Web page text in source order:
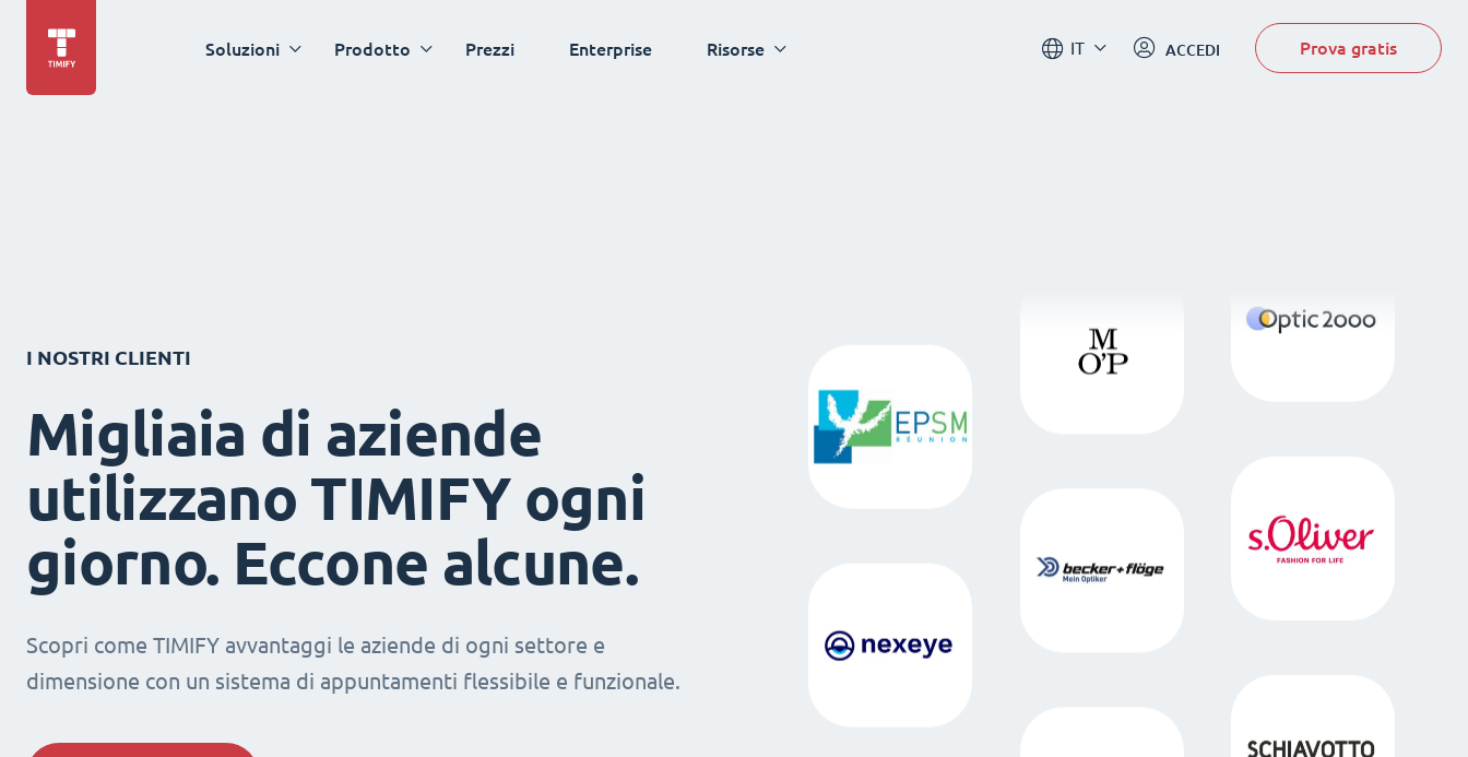
Soluzioni Prodotto Prezzi Enterprise Risorse IT ACCEDI Prova gratis
I NOSTRI CLIENTI
Migliaia di aziende
utilizzano TIMIFY ogni
giorno. Eccone alcune.
Scopri come TIMIFY avvantaggi le aziende di ogni settore e
dimensione con un sistema di appuntamenti flessibile e funzionale.